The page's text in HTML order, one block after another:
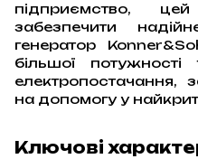
підприємство,
забезпечити
генератор
більшої
електропостачання,
на допомогу у
Ключові